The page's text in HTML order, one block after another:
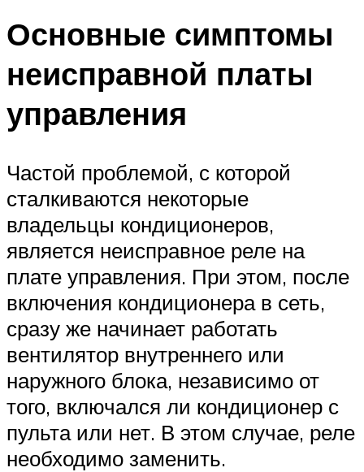
Основные симптомы
неисправной платы
управления
Частой проблемой, с которой
сталкиваются некоторые
владельцы кондиционеров,
является неисправное реле на
плате управления. При этом, после
включения кондиционера в сеть,
сразу же начинает работать
вентилятор внутреннего или
наружного блока, независимо от
того, включался ли кондиционер с
пульта или нет. В этом случае, реле
необходимо заменить.